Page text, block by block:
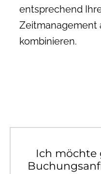
entsprechend
Zeitmanagement
kombinieren.
Ich möchte